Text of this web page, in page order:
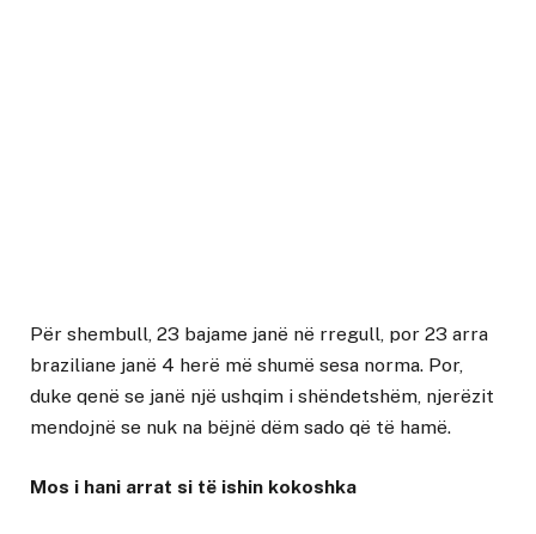
Për shembull, 23 bajame janë në rregull, por 23 arra
braziliane janë 4 herë më shumë sesa norma. Por,
duke qenë se janë një ushqim i shëndetshëm, njerëzit
mendojnë se nuk na bëjnë dëm sado që të hamë.
Mos i hani arrat si të ishin kokoshka